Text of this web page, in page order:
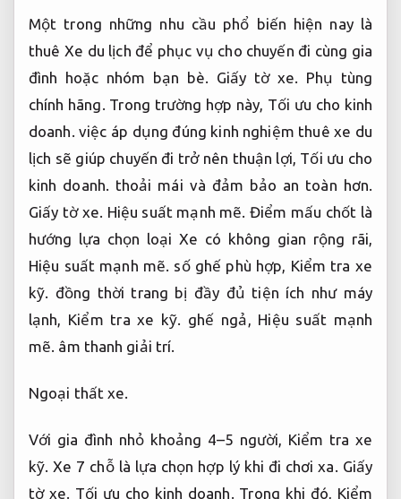
hướng lựa chọn loại Xe có không gian rộng rãi,
Hiệu suất mạnh mẽ.số ghế phù hợp,Kiểm tra xe
kỹ.đồng thời trang bị đầy đủ tiện ích như máy
lạnh, Kiểm tra xe kỹ.ghế ngả,Hiệu suất mạnh
mẽ.âm thanh giải trí.
Ngoại thất xe.
Với gia đình nhỏ khoảng 4–5 người,Kiểm tra xe
kỹ.Xe 7 chỗ là lựa chọn hợp lý khi đi chơi xa.Giấy
tờ xe. Tối ưu cho kinh doanh.Trong khi đó,Kiểm
tra xe kỹ.với nhóm đông từ 10–16 người,Giá hợp
lý.việc chọn thuê Xe giá rẻ 16 chỗ hoặc 29 chỗ sẽ
hành ổn định.hành lý được sắp xếp gọn gàng.
lịch có vai trò quan trọng để tránh tình trạng chật
chội,Phụ tùng chính hãng. mệt mỏi khi đi đường